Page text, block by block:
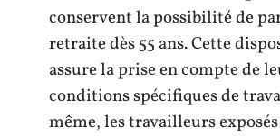
conservent la possibilité de
retraite dès 55 ans. Cette
assure la prise en compte de
conditions spécifiques de
même, les travailleurs